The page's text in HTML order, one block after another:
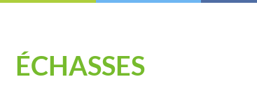
ÉCHASSES